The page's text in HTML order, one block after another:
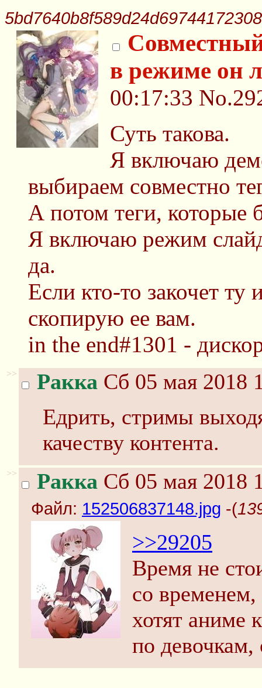
в режиме он
00:17:33
Суть такова.
Я включаю
выбираем совместно
А потом теги, которые
Я включаю режим
да.
Если кто-то закочет
скопирую ее вам.
in the end#1301 -
>> Ракка Сб 05 мая 2018
Едрить, стримы
качеству контента.
>> Ракка Сб 05 мая 2018
Файл: 152506837148.jpg -(
>>29205
Время не
со
хотят аниме
по